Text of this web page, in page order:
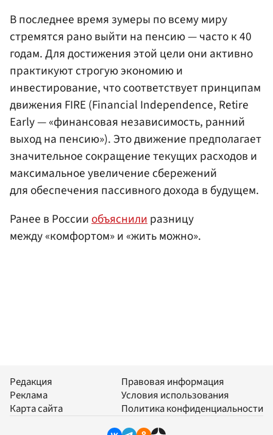
В последнее время зумеры по всему миру
стремятся рано выйти на пенсию — часто к 40
годам. Для достижения этой цели они активно
практикуют строгую экономию и
инвестирование, что соответствует принципам
движения FIRE (Financial Independence, Retire
Early — «финансовая независимость, ранний
выход на пенсию»). Это движение предполагает
значительное сокращение текущих расходов и
максимальное увеличение сбережений
для обеспечения пассивного дохода в будущем.
Ранее в Россииобъяснилиразницу
между «комфортом» и «жить можно».
Редакция
Реклама
Карта сайта
Правовая информация
Условия использования
Политика конфиденциальности